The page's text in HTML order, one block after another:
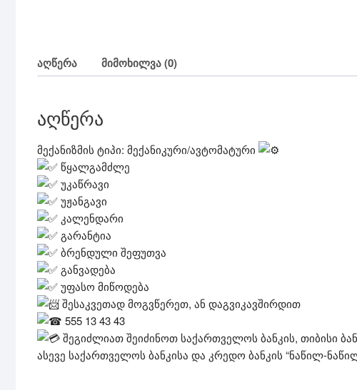
აღწერა მიმოხილვა (0)
აღწერა
მექანიზმის ტიპი: მექანიკური/ავტომატური
წყალგამძლე
უკაწრავი
უჟანგავი
კალენდარი
გარანტია
ბრენდული შეფუთვა
განვადება
უფასო მიწოდება
შესაკვეთად მოგვწერეთ, ან დაგვიკავშირდით
555 13 43 43
შეგიძლიათ შეიძინოთ საქართველოს ბანკის, თიბისი
ასევე საქართველოს ბანკისა და კრედო ბანკის “ნაწილ-